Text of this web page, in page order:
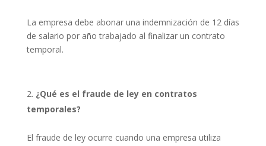
La empresa debe abonar una indemnización de 12 días
de salario por año trabajado al finalizar un contrato
temporal.
¿Qué es el fraude de ley en contratos
temporales?
El fraude de ley ocurre cuando una empresa utiliza